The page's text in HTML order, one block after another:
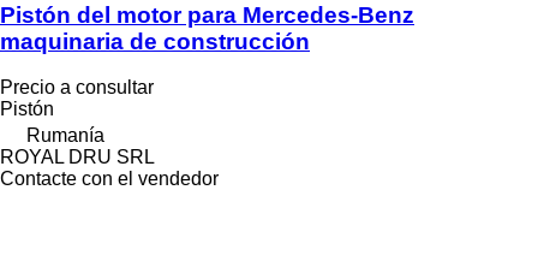
Pistón del motor para Mercedes-Benz
maquinaria de construcción
Precio a consultar
Pistón
Rumanía
ROYAL DRU SRL
Contacte con el vendedor